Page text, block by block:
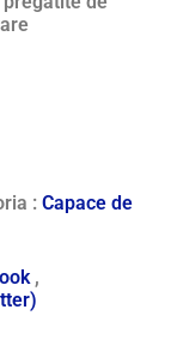
: Capace de
,